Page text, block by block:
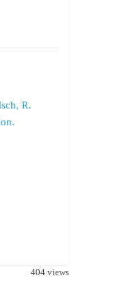
R.
404 views